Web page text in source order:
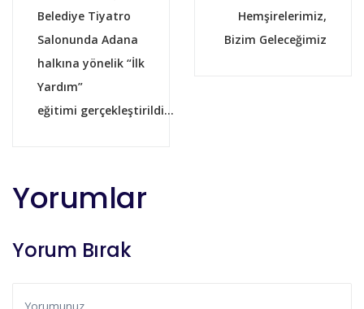
Belediye Tiyatro
Salonunda Adana
halkına yönelik “İlk
Yardım”
eğitimi gerçekleştirildi...
Hemşirelerimiz,
Bizim Geleceğimiz
Yorumlar
Yorum Bırak